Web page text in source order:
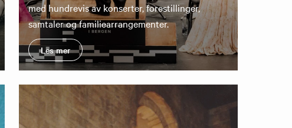
med hundrevis av konserter, forestillinger,
samtaler og familiearrangementer.
Les mer